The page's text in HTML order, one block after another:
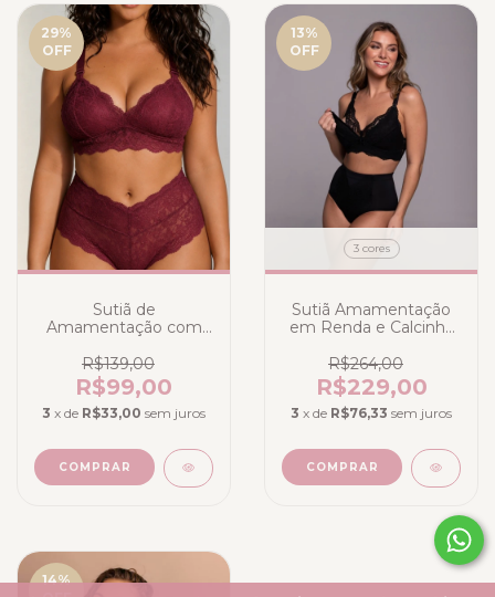
29%
OFF
Sutiã de
Amamentação com
Marsala
R$139,00
R$99,00
3 x de R$33,00 sem juros
COMPRAR
13%
OFF
3 cores
Sutiã Amamentação
em Renda e Calcinha
(PRONTA ENTREGA) -
413400
R$264,00
R$229,00
3 x de R$76,33 sem juros
COMPRAR
14%